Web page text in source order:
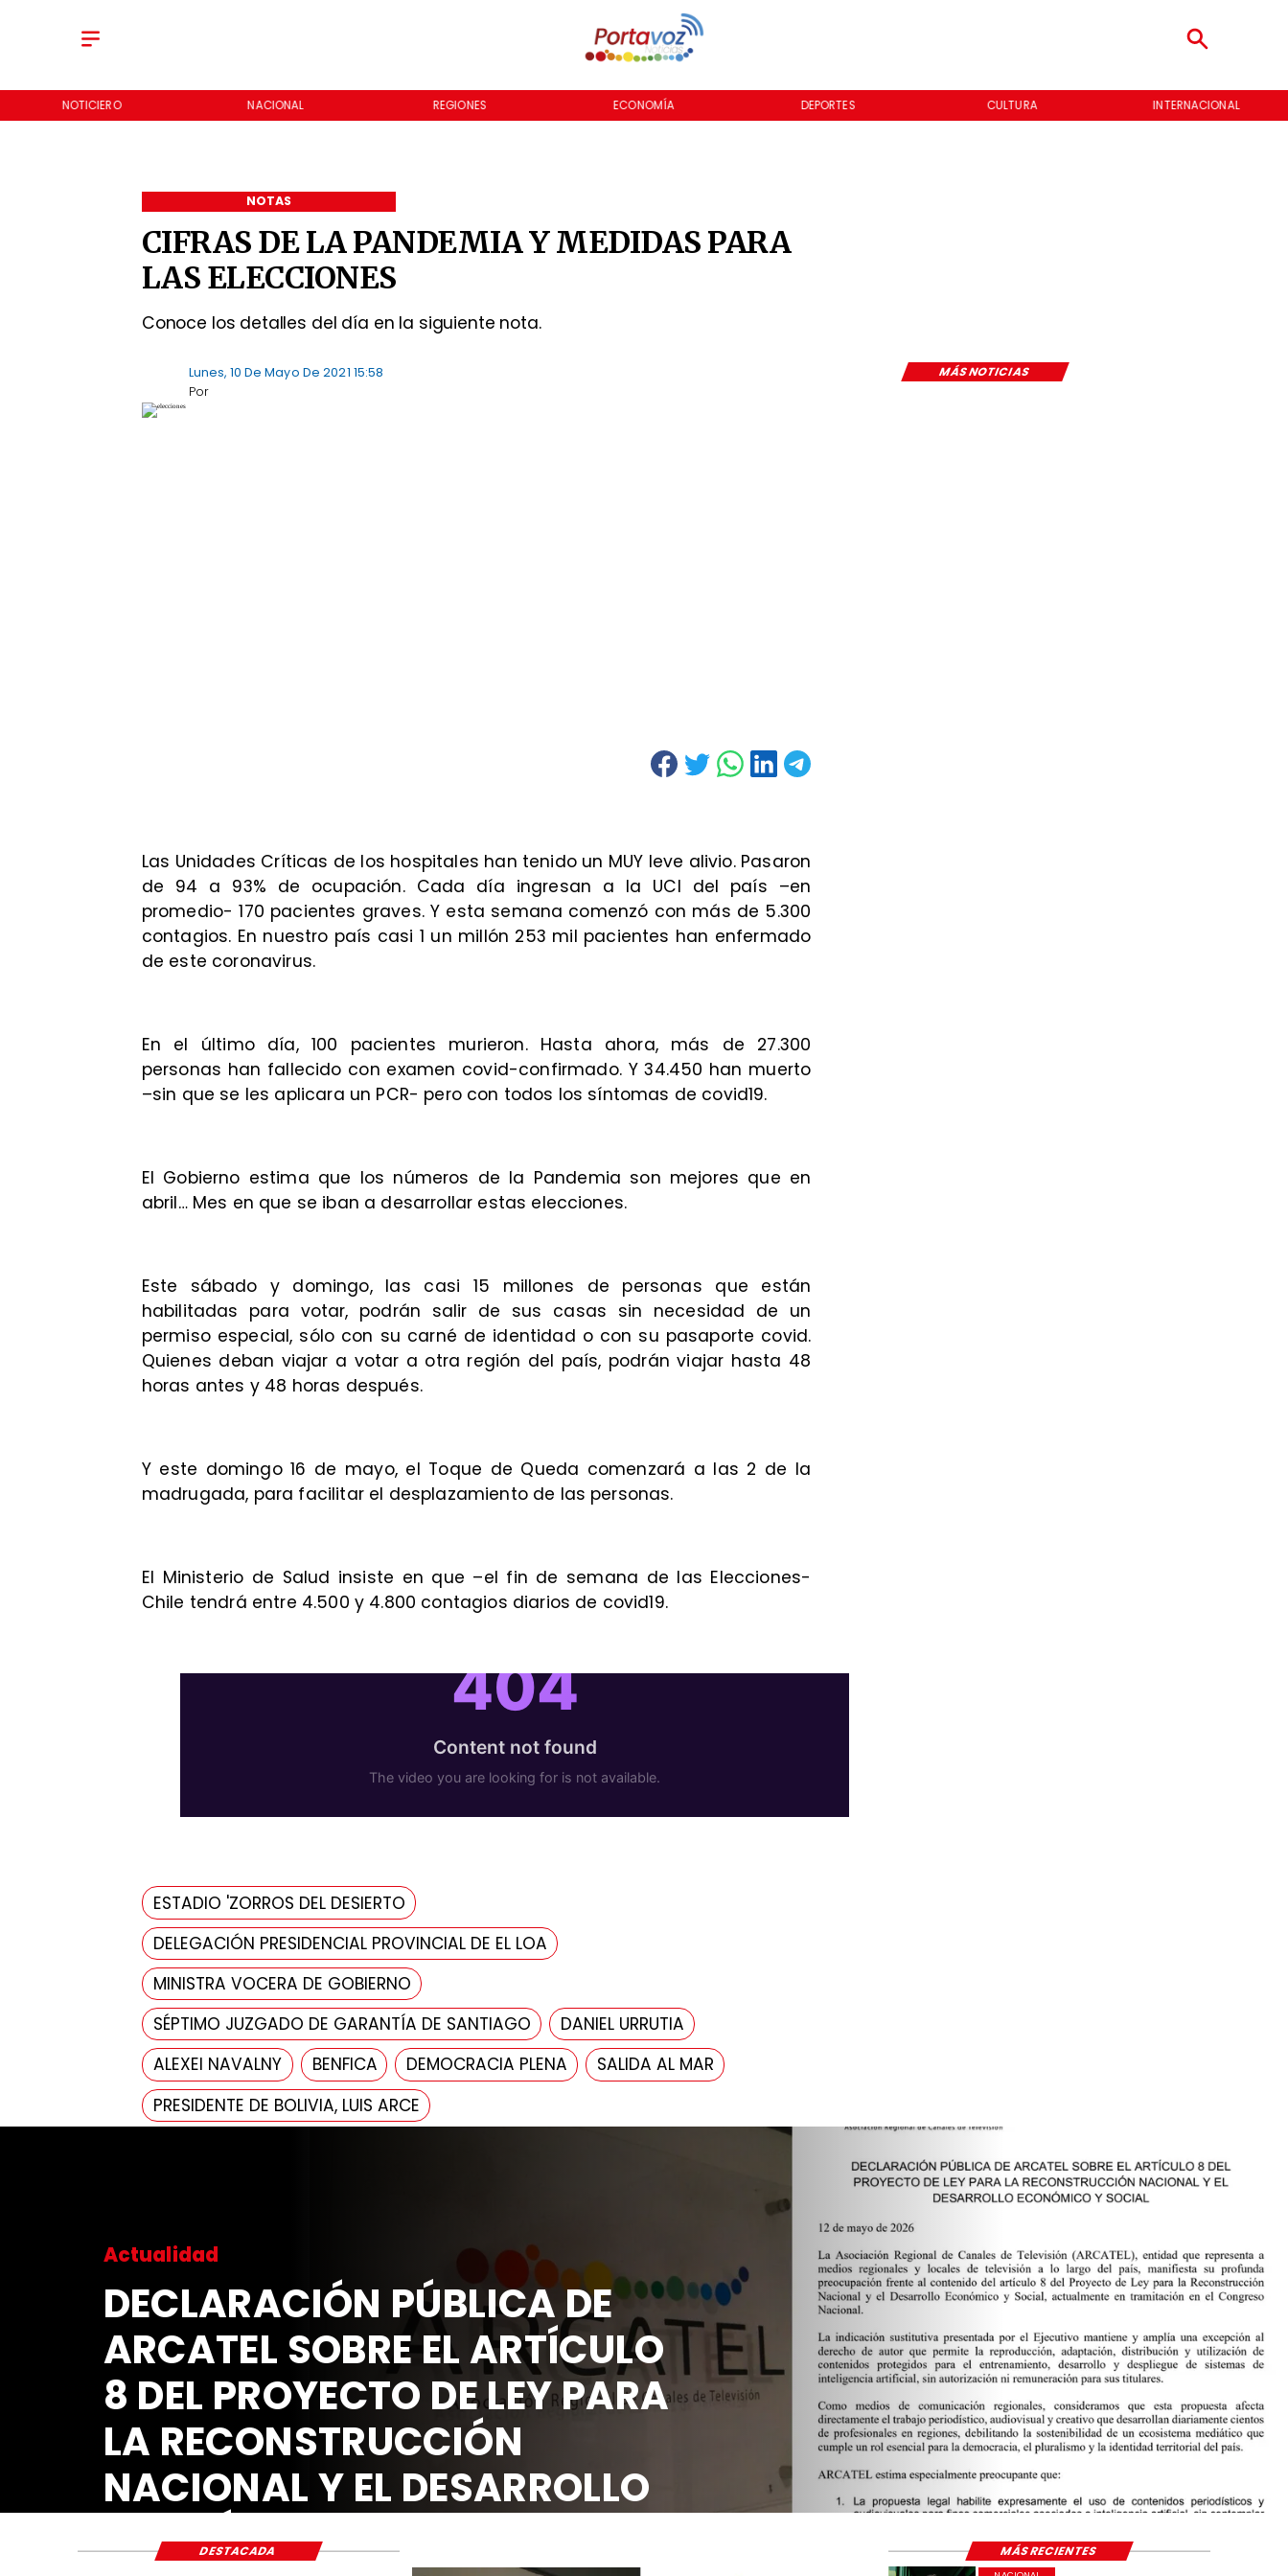
NOTICIERO NACIONAL REGIONES ECONOMÍA DEPORTES CULTURA INTERNACIONAL
CIFRAS DE LA PANDEMIA Y MEDIDAS PARA
LAS ELECCIONES
Conoce los detalles del día en la siguiente nota.
NOTAS
MÁS NOTICIAS
Lunes, 10 De Mayo De 2021 15:58
Por
Las Unidades Críticas de los hospitales han tenido un MUY leve alivio. Pasaron
de 94 a 93% de ocupación. Cada día ingresan a la UCI del país –en
promedio- 170 pacientes graves. Y esta semana comenzó con más de 5.300
contagios. En nuestro país casi 1 un millón 253 mil pacientes han enfermado
de este coronavirus.
En el último día, 100 pacientes murieron. Hasta ahora, más de 27.300
personas han fallecido con examen covid-confirmado. Y 34.450 han muerto
–sin que se les aplicara un PCR- pero con todos los síntomas de covid19.
El Gobierno estima que los números de la Pandemia son mejores que en
abril… Mes en que se iban a desarrollar estas elecciones.
Este sábado y domingo, las casi 15 millones de personas que están
habilitadas para votar, podrán salir de sus casas sin necesidad de un
permiso especial, sólo con su carné de identidad o con su pasaporte covid.
Quienes deban viajar a votar a otra región del país, podrán viajar hasta 48
horas antes y 48 horas después.
Y este domingo 16 de mayo, el Toque de Queda comenzará a las 2 de la
madrugada, para facilitar el desplazamiento de las personas.
El Ministerio de Salud insiste en que –el fin de semana de las Elecciones-
Chile tendrá entre 4.500 y 4.800 contagios diarios de covid19.
ESTADIO 'ZORROS DEL DESIERTO
DELEGACIÓN PRESIDENCIAL PROVINCIAL DE EL LOA
MINISTRA VOCERA DE GOBIERNO
SÉPTIMO JUZGADO DE GARANTÍA DE SANTIAGO
DANIEL URRUTIA
ALEXEI NAVALNY
BENFICA DEMOCRACIA PLENA
SALIDA AL MAR
PRESIDENTE DE BOLIVIA, LUIS ARCE
Actualidad
DECLARACIÓN PÚBLICA DE
ARCATEL SOBRE EL ARTÍCULO
8 DEL PROYECTO DE LEY PARA
LA RECONSTRUCCIÓN
NACIONAL Y EL DESARROLLO
ECONÓMICO Y SOCIAL
DESTACADA MÁS RECIENTES